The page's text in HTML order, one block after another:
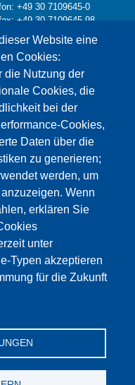
Website eine
Cookies:
die Nutzung der
Cookies, die
bei der
Cookies,
Daten über die
zu generieren;
werden, um
Wenn
erklären Sie
unter
Typen akzeptieren
für die Zukunft
+49 30 7109645-0
+49 30 7109645-98
die Google Maps
wurden.
COOKIES